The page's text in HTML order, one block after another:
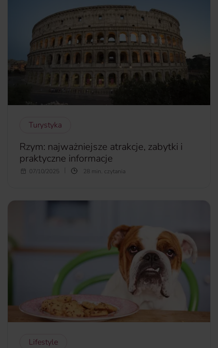
zapierające dech w piersiach jaskinie, a także winnice
skąpane w słońcu, w których czas płynie wolniej. Dlaczego
warto odwiedzić tę niezwykłą wyspę i co sprawia, że
podróżnicy, którzy tu trafiają, zakochują się w niej od
pierwszego wejrzenia?więcej...
Turystyka
Rzym: najważniejsze atrakcje, zabytki i
praktyczne informacje
Rzym – legendarne Wieczne Miasto, od wieków fascynuje,
wydarzyła, ale wciąż żyje: w murach starożytnych budowli,
Rzymie przeszłość i teraźniejszość splatają się w niezwykły
sposób – obok potężnego Koloseum znajdziesz
nowoczesne galerie sztuki, modne butiki i tętniące życiem
więcej...
07/10/2025 28 min. czytania
Lifestyle